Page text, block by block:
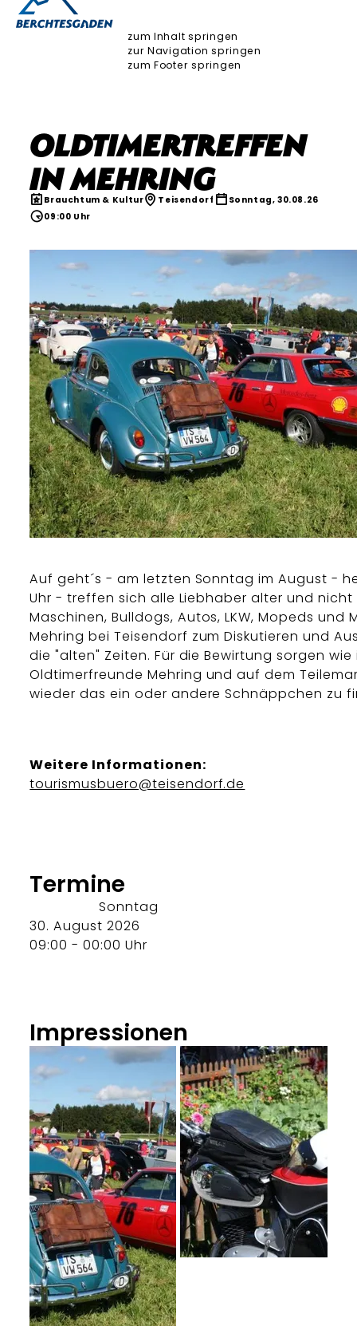
zum Inhalt springen
zur Navigation springen
zum Footer springen
Oldtimertreffen
in Mehring
Brauchtum & Kultur Teisendorf
Sonntag, 30.08.26
09:00 Uhr
Auf geht´s - am letzten Sonntag im August -
Uhr - treffen sich alle Liebhaber alter und
Maschinen, Bulldogs, Autos, LKW, Mopeds und
Mehring bei Teisendorf zum Diskutieren und
die "alten" Zeiten. Für die Bewirtung sorgen wie
Oldtimerfreunde Mehring und auf dem
wieder das ein oder andere Schnäppchen zu
Weitere Informationen:
tourismusbuero@teisendorf.de
Termine
Sonntag
30. August 2026
09:00 - 00:00 Uhr
Impressionen